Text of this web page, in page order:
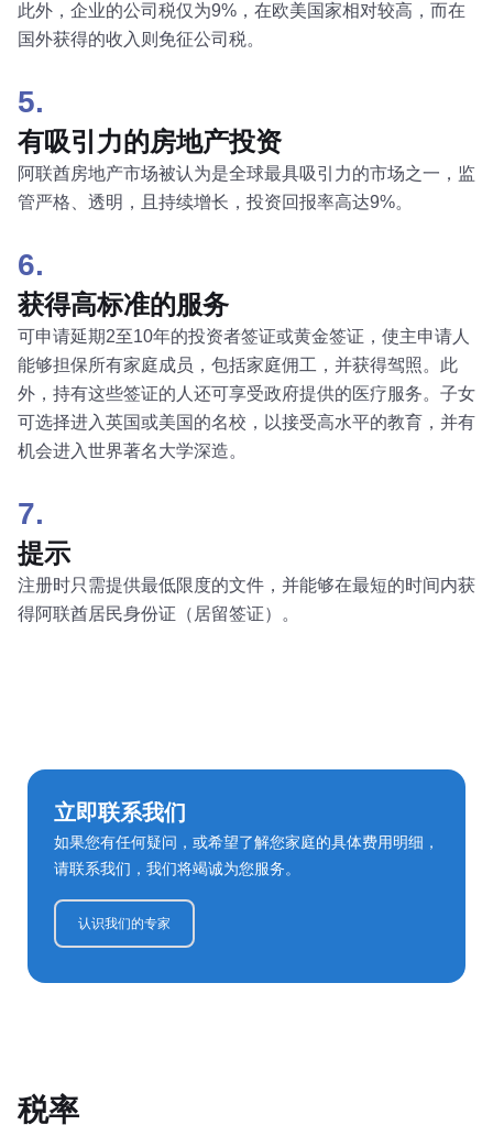
此外，企业的公司税仅为9%，在欧美国家相对较高，而在
国外获得的收入则免征公司税。
5.
有吸引力的房地产投资
阿联酋房地产市场被认为是全球最具吸引力的市场之一，监
管严格、透明，且持续增长，投资回报率高达9%。
6.
获得高标准的服务
可申请延期2至10年的投资者签证或黄金签证，使主申请人
能够担保所有家庭成员，包括家庭佣工，并获得驾照。此
外，持有这些签证的人还可享受政府提供的医疗服务。子女
可选择进入英国或美国的名校，以接受高水平的教育，并有
机会进入世界著名大学深造。
7.
提示
注册时只需提供最低限度的文件，并能够在最短的时间内获
得阿联酋居民身份证（居留签证）。
立即联系我们
如果您有任何疑问，或希望了解您家庭的具体费用明细，
请联系我们，我们将竭诚为您服务。
认识我们的专家
税率